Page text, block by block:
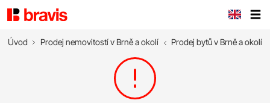
Úvod Prodej nemovitostí v Brně a okolí Prodej bytů v Brně a okolí